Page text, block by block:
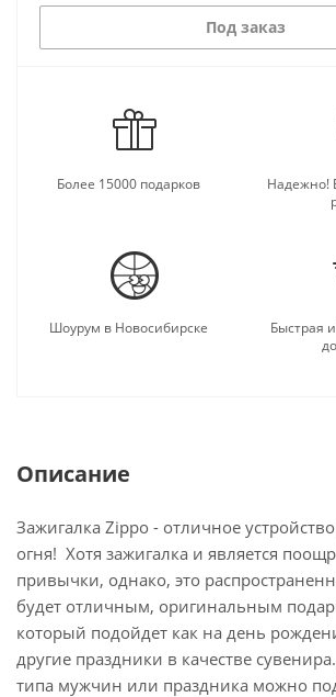
Под заказ
Более 15000 подарков
Надежно!
Шоурум в Новосибирске
Быстрая
Описание
Зажигалка Zippo - отличное
огня! Хотя зажигалка и является
привычки, однако, это
будет отличным, оригинальным
который подойдет как на день
другие праздники в качестве
типа мужчин или праздника можно